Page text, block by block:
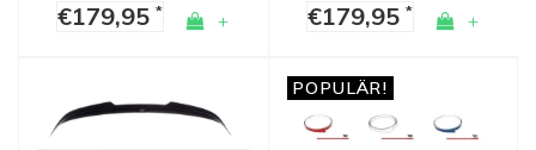
€179,95 * + €179,95 * +
POPULÄR!